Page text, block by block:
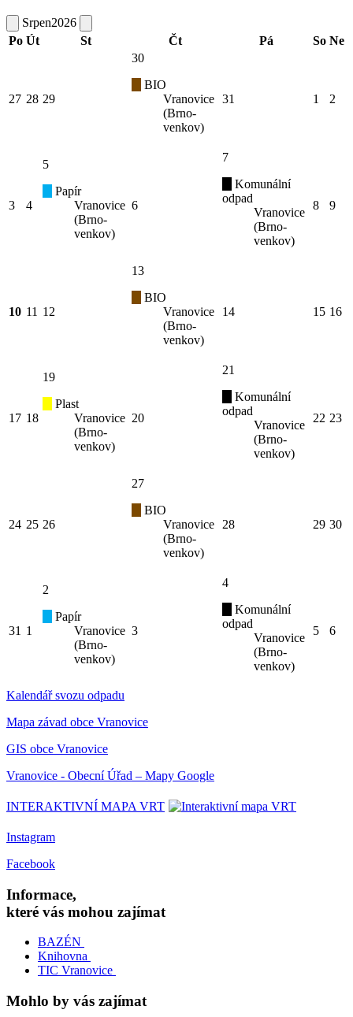
Srpen2026
Po Út St Čt Pá So Ne
27 28 29
30
BIO
Vranovice
(Brno-
venkov)
31 1 2
3 4
5
Papír
Vranovice
(Brno-
venkov)
6
7
Komunální
odpad
Vranovice
(Brno-
venkov)
8 9
10 11 12
13
BIO
Vranovice
(Brno-
venkov)
14 15 16
17 18
19
Plast
Vranovice
(Brno-
venkov)
20
21
Komunální
odpad
Vranovice
(Brno-
venkov)
22 23
24 25 26
27
BIO
Vranovice
(Brno-
venkov)
28 29 30
31 1
2
Papír
Vranovice
(Brno-
venkov)
3
4
Komunální
odpad
Vranovice
(Brno-
venkov)
5 6
Kalendář svozu odpadu
Mapa závad obce Vranovice
GIS obce Vranovice
Vranovice - Obecní Úřad – Mapy Google
INTERAKTIVNÍ MAPA VRT
Instagram
Facebook
Informace,
které vás mohou zajímat
BAZÉN
Knihovna
TIC Vranovice
Mohlo by vás zajímat